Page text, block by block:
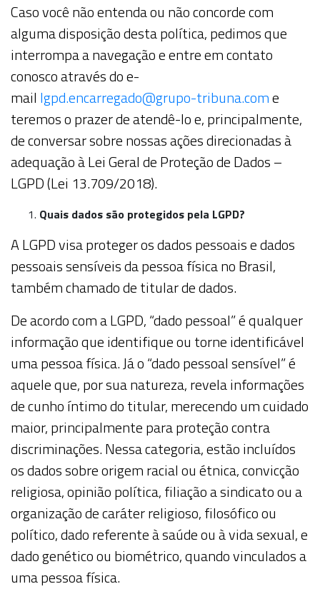
Caso você não entenda ou não concorde com
alguma disposição desta política, pedimos que
interrompa a navegação e entre em contato
conosco através do e-
mail lgpd.encarregado@grupo-tribuna.come
teremos o prazer de atendê-lo e, principalmente,
de conversar sobre nossas ações direcionadas à
adequação à Lei Geral de Proteção de Dados –
LGPD (Lei 13.709/2018).
Quais dados são protegidos pela LGPD?
A LGPD visa proteger os dados pessoais e dados
pessoais sensíveis da pessoa física no Brasil,
também chamado de titular de dados.
De acordo com a LGPD, “dado pessoal” é qualquer
informação que identifique ou torne identificável
uma pessoa física. Já o “dado pessoal sensível” é
aquele que, por sua natureza, revela informações
de cunho íntimo do titular, merecendo um cuidado
maior, principalmente para proteção contra
discriminações. Nessa categoria, estão incluídos
os dados sobre origem racial ou étnica, convicção
religiosa, opinião política, filiação a sindicato ou a
organização de caráter religioso, filosófico ou
político, dado referente à saúde ou à vida sexual, e
dado genético ou biométrico, quando vinculados a
uma pessoa física.